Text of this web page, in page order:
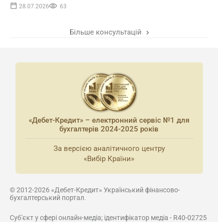
28.07.2026 63
Більше консультацій
«Дебет-Кредит» – електронний сервіс №1 для
бухгалтерів 2024-2025 років
За версією аналітичного центру
«Вибір Країни»
© 2012-2026 «Дебет-Кредит» Український фінансово-
бухгалтерський портал.
Суб'єкт у сфері онлайн-медіа; ідентифікатор медіа - R40-02725